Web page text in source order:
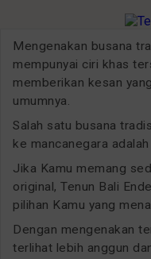
Mengenakan busana
mempunyai ciri khas
memberikan kesan
umumnya.
Salah satu busana
ke mancanegara
Jika Kamu memang
original, Tenun Bali
pilihan Kamu yang
Dengan mengenakan
terlihat lebih anggun